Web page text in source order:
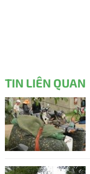
TIN LIÊN QUAN